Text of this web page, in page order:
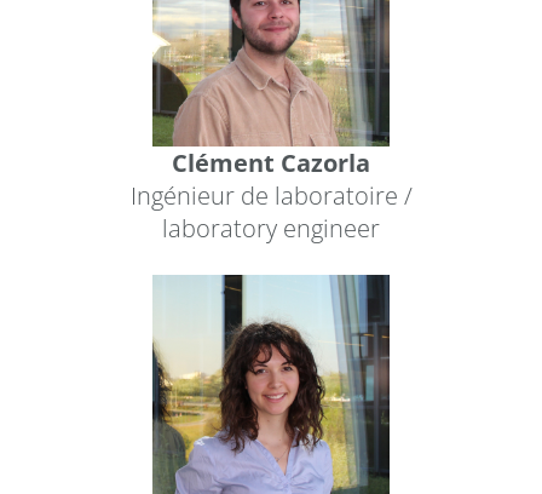
Clément Cazorla
Ingénieur de laboratoire /
laboratory engineer